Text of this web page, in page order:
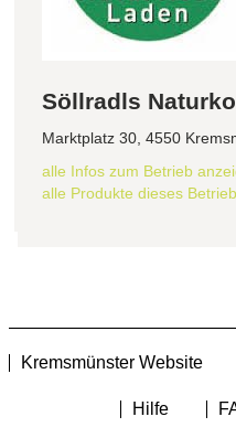
Söllradls
Marktplatz 30, 4550
alle Infos zum Betrieb
alle Produkte dieses
Kremsmünster Website
Hilfe